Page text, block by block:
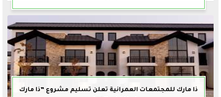
ذا مارك للمجتمعات العمرانية تعلن تسليم مشروع ”ذا مارك